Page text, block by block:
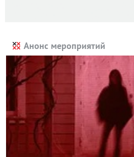
Анонс мероприятий